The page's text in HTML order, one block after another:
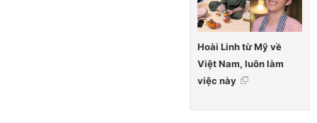
Hoài Linh từ Mỹ về
Việt Nam, luôn làm
việc này